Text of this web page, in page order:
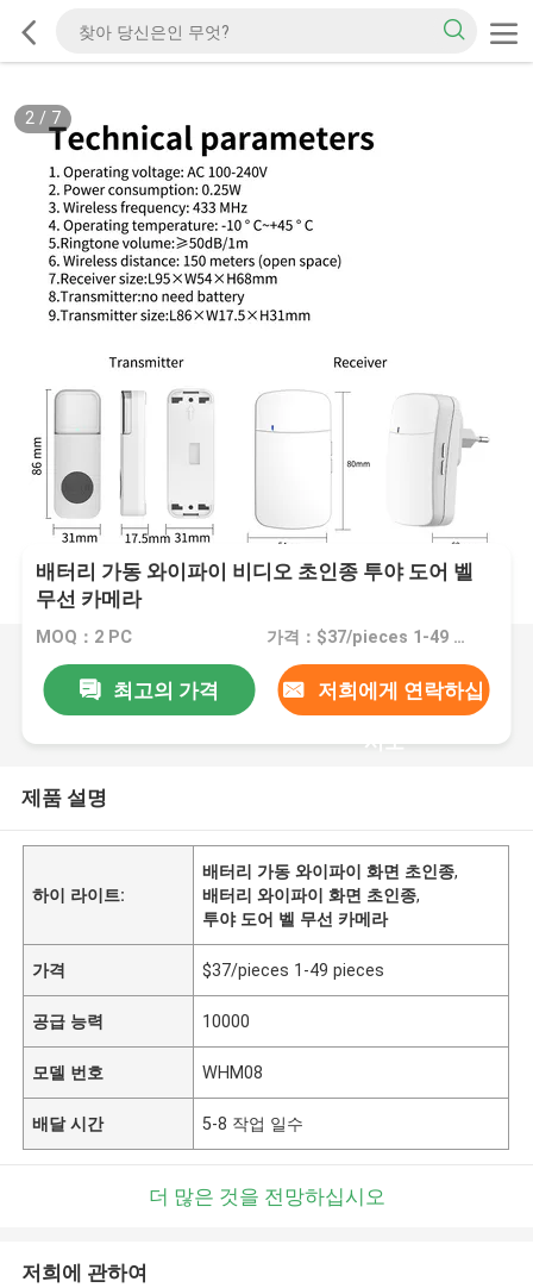
2/ 7
배터리 가동 와이파이 비디오 초인종 투야 도어 벨
무선 카메라
MOQ：2 PC 가격：$37/pieces 1-49 pieces
최고의 가격 저희에게 연락하십
시오
제품 설명
하이 라이트:
배터리 가동 와이파이 화면 초인종,
배터리 와이파이 화면 초인종,
투야 도어 벨 무선 카메라
가격 $37/pieces 1-49 pieces
공급 능력 10000
모델 번호 WHM08
배달 시간 5-8 작업 일수
더 많은 것을 전망하십시오
저희에 관하여